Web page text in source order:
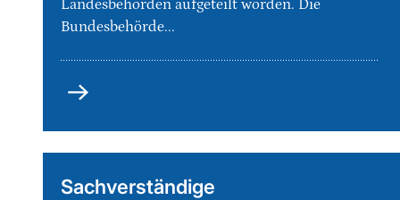
Landesbehörden aufgeteilt worden. Die
Bundesbehörde...
Zuständigkeiten
Artenschutzvollzug
Sachverständige